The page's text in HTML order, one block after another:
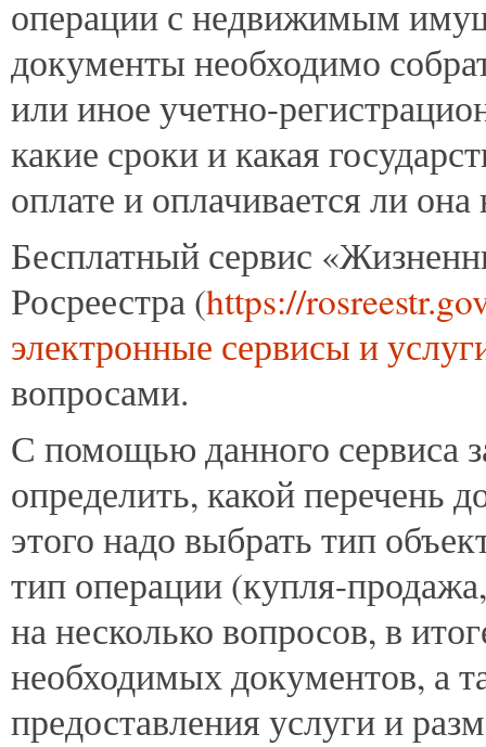
операции с недвижимым
документы необходимо
или иное учетно-
какие сроки и какая
оплате и оплачивается ли
Бесплатный сервис
Росреестра (https://
электронные сервисы и
вопросами.
С помощью данного сервиса
определить, какой перечень
этого надо выбрать тип
тип операции (купля-
на несколько вопросов, в
необходимых документов, а
предоставления услуги и